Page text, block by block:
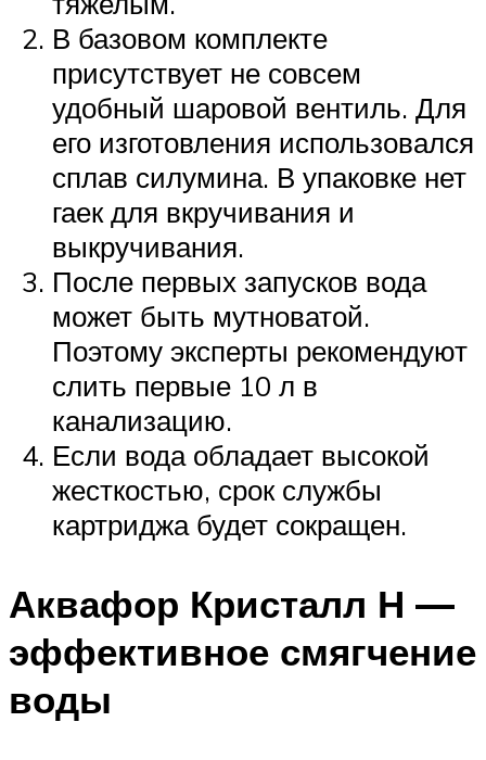
В базовом комплекте
присутствует не совсем
удобный шаровой вентиль. Для
его изготовления использовался
сплав силумина. В упаковке нет
гаек для вкручивания и
выкручивания.
После первых запусков вода
может быть мутноватой.
Поэтому эксперты рекомендуют
слить первые 10 л в
канализацию.
Если вода обладает высокой
жесткостью, срок службы
картриджа будет сокращен.
Аквафор Кристалл Н —
эффективное смягчение
воды